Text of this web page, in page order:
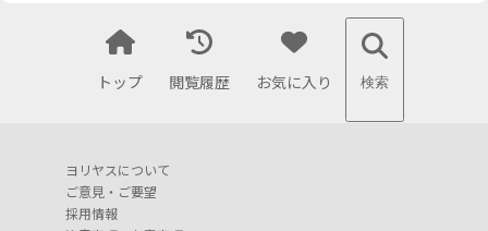
トップ 閲覧履歴 お気に入り 検索
ヨリヤスについて
ご意見・ご要望
採用情報